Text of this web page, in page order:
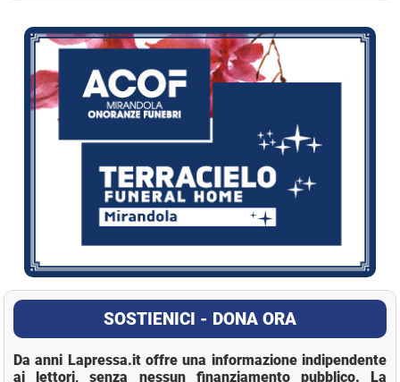
La Pressa
SOSTIENICI - DONA ORA
Da anni Lapressa.it offre una informazione indipendente
ai lettori, senza nessun finanziamento pubblico. La